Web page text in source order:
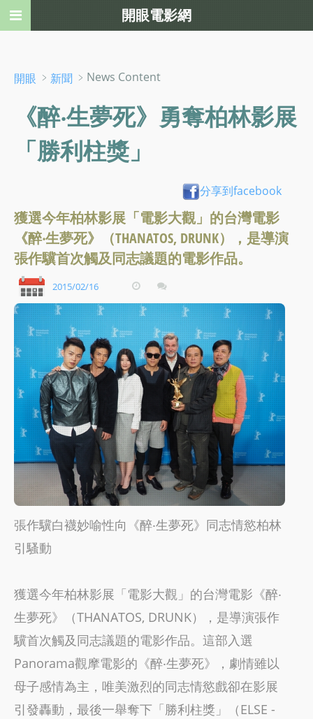
開眼 ﹥ 新聞 ﹥News Content
《醉‧生夢死》勇奪柏林影展
「勝利柱獎」
分享到facebook
獲選今年柏林影展「電影大觀」的台灣電影
《醉‧生夢死》（THANATOS, DRUNK），是導演
張作驥首次觸及同志議題的電影作品。
2015/02/16
張作驥白襪妙喻性向《醉‧生夢死》同志情慾柏林
引騷動
獲選今年柏林影展「電影大觀」的台灣電影《醉‧
生夢死》（THANATOS, DRUNK），是導演張作
驥首次觸及同志議題的電影作品。這部入選
Panorama觀摩電影的《醉‧生夢死》，劇情雖以
母子感情為主，唯美激烈的同志情慾戲卻在影展
引發轟動，最後一舉奪下「勝利柱獎」（ELSE -
開眼電影網